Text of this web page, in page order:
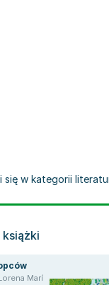
się w kategorii
Marín